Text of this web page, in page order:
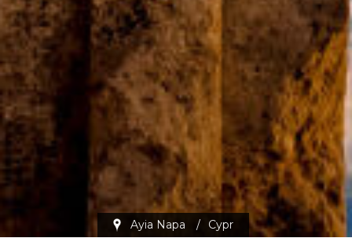
Ayia Napa / Cypr